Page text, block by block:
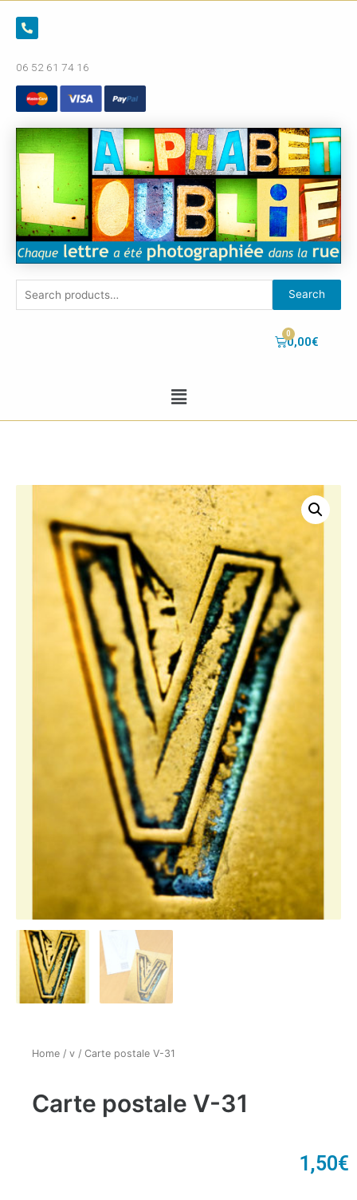
06 52 61 74 16
Search
0,00€
Home / v / Carte postale V-31
Carte postale V-31
1,50€